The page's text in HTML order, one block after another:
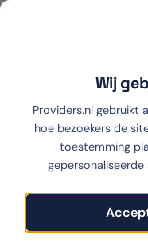
Wij
Providers.nl gebruikt
hoe bezoekers de
toestemming
iPhone 13›
iPhone 13
bij Youfone
Alle Youfone-